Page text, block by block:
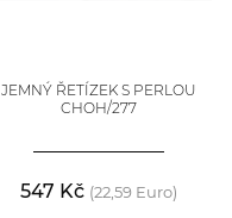
JEMNÝ ŘETÍZEK S PERLOU
CHOH/277
547 Kč (22,59 Euro)